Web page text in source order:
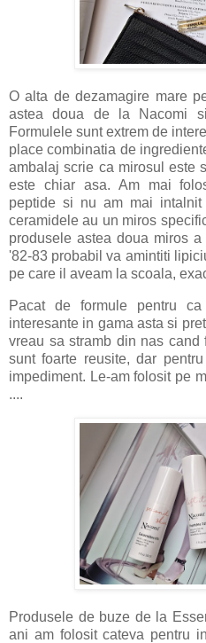
O alta de dezamagire mare
astea doua de la Nacomi
Formulele sunt extrem de
place combinatia de
ambalaj scrie ca mirosul este
este chiar asa. Am mai
peptide si nu am mai
ceramidele au un miros
produsele astea doua miros
'82-83 probabil va amintiti
pe care il aveam la scoala,
Pacat de formule pentru
interesante in gama asta si
vreau sa stramb din nas cand
sunt foarte reusite, dar
impediment. Le-am folosit pe
....
Produsele de buze de la
ani am folosit cateva pentru